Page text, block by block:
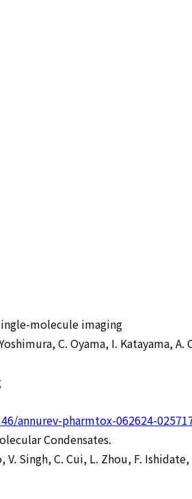
molecule imaging
C. Oyama, I. Katayama, A.
annurev-pharmtox-062624-
Condensates.
Singh, C. Cui, L. Zhou, F.